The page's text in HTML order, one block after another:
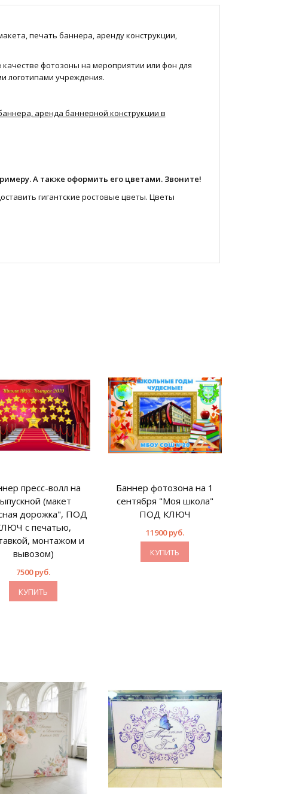
печать баннера, аренду конструкции,
качестве фотозоны на мероприятии или фон для
логотипами учреждения.
аренда баннерной конструкции в
А также оформить его цветами. Звоните!
гигантские ростовые цветы. Цветы
пресс-волл на
(макет
дорожка", ПОД
с печатью,
монтажом и
вывозом)
7500 руб.
КУПИТЬ
Баннер фотозона на 1
сентября "Моя школа"
ПОД КЛЮЧ
11900 руб.
КУПИТЬ